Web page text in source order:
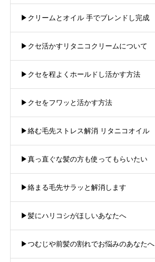
▶︎クリームとオイル 手でブレンドし完成
▶︎クセ活かすリタニコクリームについて
▶︎クセを程よくホールドし活かす方法
▶︎クセをフワッと活かす方法
▶︎絡む毛先ストレス解消 リタニコオイル
▶︎真っ直ぐな髪の方も使ってもらいたい
▶︎絡まる毛先サラッと解消します
▶︎髪にハリコシがほしいあなたへ
▶︎つむじや前髪の割れでお悩みのあなたへ